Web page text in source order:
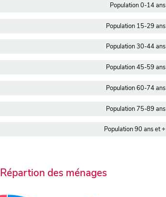
Population 0-14 ans
Population 15-29 ans
Population 30-44 ans
Population 45-59 ans
Population 60-74 ans
Population 75-89 ans
Population 90 ans et +
Répartion des ménages